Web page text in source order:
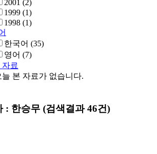
2001 (2)
1999 (1)
1998 (1)
한국어 (35)
영어 (7)
자료
늘 본 자료가 없습니다.
: 한승무 (검색결과 46건)